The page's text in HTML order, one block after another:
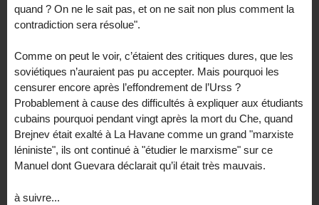
quand ? On ne le sait pas, et on ne sait non plus comment la
contradiction sera résolue".
Comme on peut le voir, c’étaient des critiques dures, que les
soviétiques n’auraient pas pu accepter. Mais pourquoi les
censurer encore après l’effondrement de l’Urss ?
Probablement à cause des difficultés à expliquer aux étudiants
cubains pourquoi pendant vingt après la mort du Che, quand
Brejnev était exalté à La Havane comme un grand "marxiste
léniniste", ils ont continué à "étudier le marxisme" sur ce
Manuel dont Guevara déclarait qu’il était très mauvais.
à suivre...